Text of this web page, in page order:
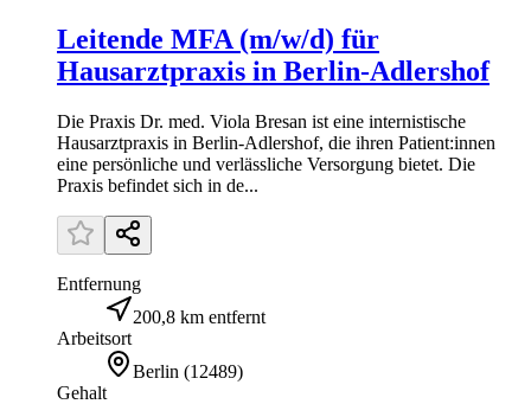
Leitende MFA (m/w/d) für
Hausarztpraxis in Berlin-Adlershof
Die Praxis Dr. med. Viola Bresan ist eine internistische
Hausarztpraxis in Berlin-Adlershof, die ihren Patient:innen
eine persönliche und verlässliche Versorgung bietet. Die
Praxis befindet sich in de...
Entfernung
200,8 km entfernt
Arbeitsort
Berlin (12489)
Gehalt